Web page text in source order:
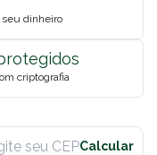
seu dinheiro
criptografia